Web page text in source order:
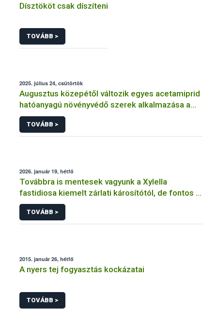
Dísztököt csak díszíteni
TOVÁBB >
2025. július 24, csütörtök
Augusztus közepétől változik egyes acetamiprid
hatóanyagú növényvédő szerek alkalmazása a
határérték csökkentése miatt
TOVÁBB >
2026. január 19, hétfő
Továbbra is mentesek vagyunk a Xylella
fastidiosa kiemelt zárlati károsítótól, de fontos a
megelőzés
TOVÁBB >
2015. január 26, hétfő
A nyers tej fogyasztás kockázatai
TOVÁBB >